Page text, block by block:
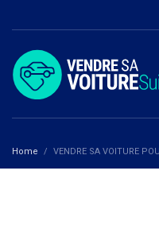
Home VENDRE SA VOITURE